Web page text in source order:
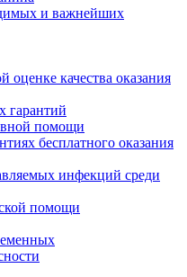
и важнейших
качества оказания
гарантий
помощи
бесплатного оказания
инфекций среди
помощи